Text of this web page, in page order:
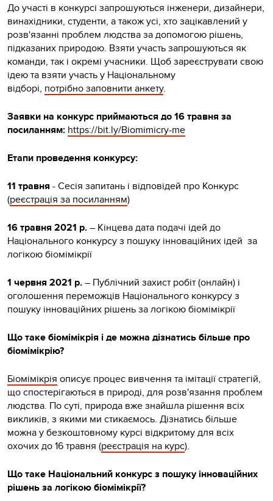
До участі в конкурсі запрошуються інженери, дизайнери,
винахідники, студенти, а також усі, хто зацікавлений у
розв'язанні проблем людства за допомогою рішень,
підказаних природою. Взяти участь запрошуються як
команди, так і окремі учасники. Щоб зареєструвати свою
ідею та взяти участь у Національному
відборі, потрібно заповнити анкету.
Заявки на конкурс приймаються до 16 травня за
посиланням: https://bit.ly/Biomimicry-me
Етапи проведення конкурсу:
11 травня- Сесія запитань і відповідей про Конкурс
(реєстрація за посиланням)
16 травня 2021 р.– Кінцева дата подачі ідей до
Національного конкурсу з пошуку інноваційних ідей за
логікою біомімікрії
1 червня 2021 р.– Публічний захист робіт (онлайн) і
оголошення переможців Національного конкурсу з
пошуку інноваційних рішень за логікою біомімікрії
Що таке біомімікрія і де можна дізнатись більше про
біомімікрію?
Біомімікрія описує процес вивчення та імітації стратегій,
що спостерігаються в природі, для розв'язання проблем
людства. По суті, природа вже знайшла рішення всіх
викликів, з якими ми стикаємось. Дізнатись більше
можна у безкоштовному курсі відкритому для всіх
охочих до 16 травня (реєстрація на курс).
Що таке Національний конкурс з пошуку інноваційних
рішень за логікою біомімікрії?